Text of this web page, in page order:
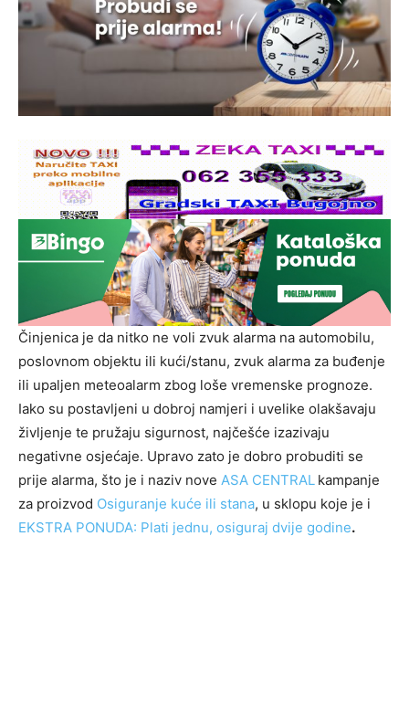
Činjenica je da nitko ne voli zvuk alarma na automobilu,
poslovnom objektu ili kući/stanu, zvuk alarma za buđenje
ili upaljen meteoalarm zbog loše vremenske prognoze.
Iako su postavljeni u dobroj namjeri i uvelike olakšavaju
življenje te pružaju sigurnost, najčešće izazivaju
negativne osjećaje. Upravo zato je dobro probuditi se
prije alarma, što je i naziv nove ASA CENTRAL kampanje
za proizvod Osiguranje kuće ili stana, u sklopu koje je i
EKSTRA PONUDA: Plati jednu, osiguraj dvije godine.